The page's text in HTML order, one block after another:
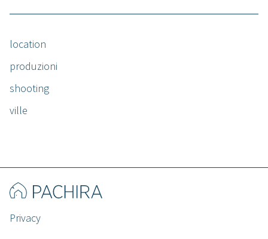
location
produzioni
shooting
ville
Privacy